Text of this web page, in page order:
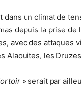
dans un climat de
depuis la prise de
avec des attaques
Alaouites, les
» serait par